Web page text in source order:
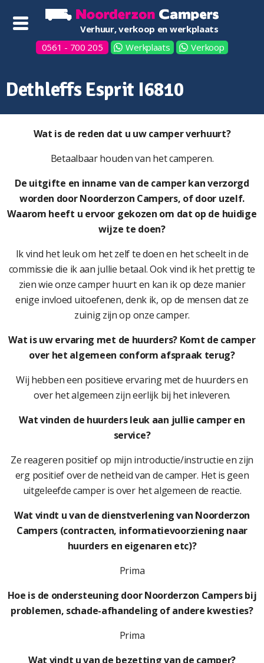
Verhuur, verkoop en werkplaats
0561 - 700 205
Werkplaats Verkoop
Dethleffs Esprit I6810
Wat is de reden dat u uw camper verhuurt?
Betaalbaar houden van het camperen.
De uitgifte en inname van de camper kan verzorgd
worden door Noorderzon Campers, of door uzelf.
Waarom heeft u ervoor gekozen om dat op de huidige
wijze te doen?
Ik vind het leuk om het zelf te doen en het scheelt in de
commissie die ik aan jullie betaal. Ook vind ik het prettig te
zien wie onze camper huurt en kan ik op deze manier
enige invloed uitoefenen, denk ik, op de mensen dat ze
zuinig zijn op onze camper.
Wat is uw ervaring met de huurders? Komt de camper
over het algemeen conform afspraak terug?
Wij hebben een positieve ervaring met de huurders en
over het algemeen zijn eerlijk bij het inleveren.
Wat vinden de huurders leuk aan jullie camper en
service?
Ze reageren positief op mijn introductie/instructie en zijn
erg positief over de netheid van de camper. Het is geen
uitgeleefde camper is over het algemeen de reactie.
Wat vindt u van de dienstverlening van Noorderzon
Campers (contracten, informatievoorziening naar
huurders en eigenaren etc)?
Prima
Hoe is de ondersteuning door Noorderzon Campers bij
problemen, schade-afhandeling of andere kwesties?
Prima
Wat vindt u van de bezetting van de camper?